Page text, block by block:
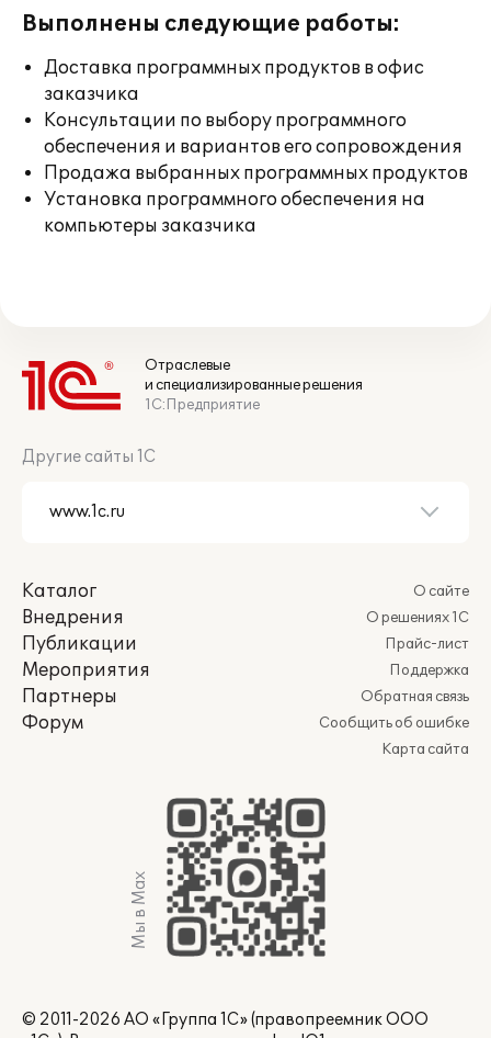
Выполнены следующие работы:
Доставка программных продуктов в офис
заказчика
Консультации по выбору программного
обеспечения и вариантов его сопровождения
Продажа выбранных программных продуктов
Установка программного обеспечения на
компьютеры заказчика
Отраслевые
и специализированные решения
1С:Предприятие
Другие сайты 1С
Каталог
Внедрения
Публикации
Мероприятия
Партнеры
Форум
О сайте
О решениях 1С
Прайс-лист
Поддержка
Обратная связь
Сообщить об ошибке
Карта сайта
Мы в Max
© 2011-2026 АО «Группа 1С» (правопреемник ООО